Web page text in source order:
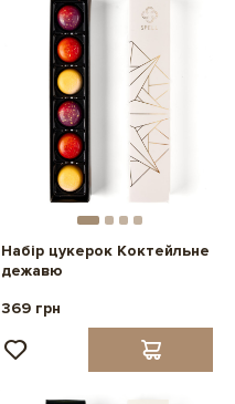
Набір цукерок Коктейльне
дежавю
369 грн